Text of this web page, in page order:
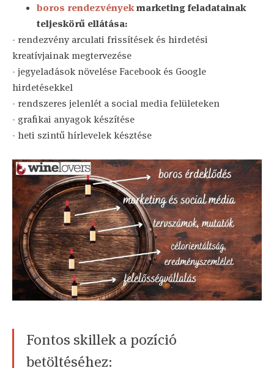
boros rendezvényekmarketing feladatainak
teljeskörű ellátása:
- rendezvény arculati frissítések és hirdetési
kreatívjainak megtervezése
- jegyeladások növelése Facebook és Google
hirdetésekkel
- rendszeres jelenlét a social media felületeken
- grafikai anyagok készítése
- heti szintű hírlevelek késztése
Fontos skillek a pozíció
betöltéséhez: